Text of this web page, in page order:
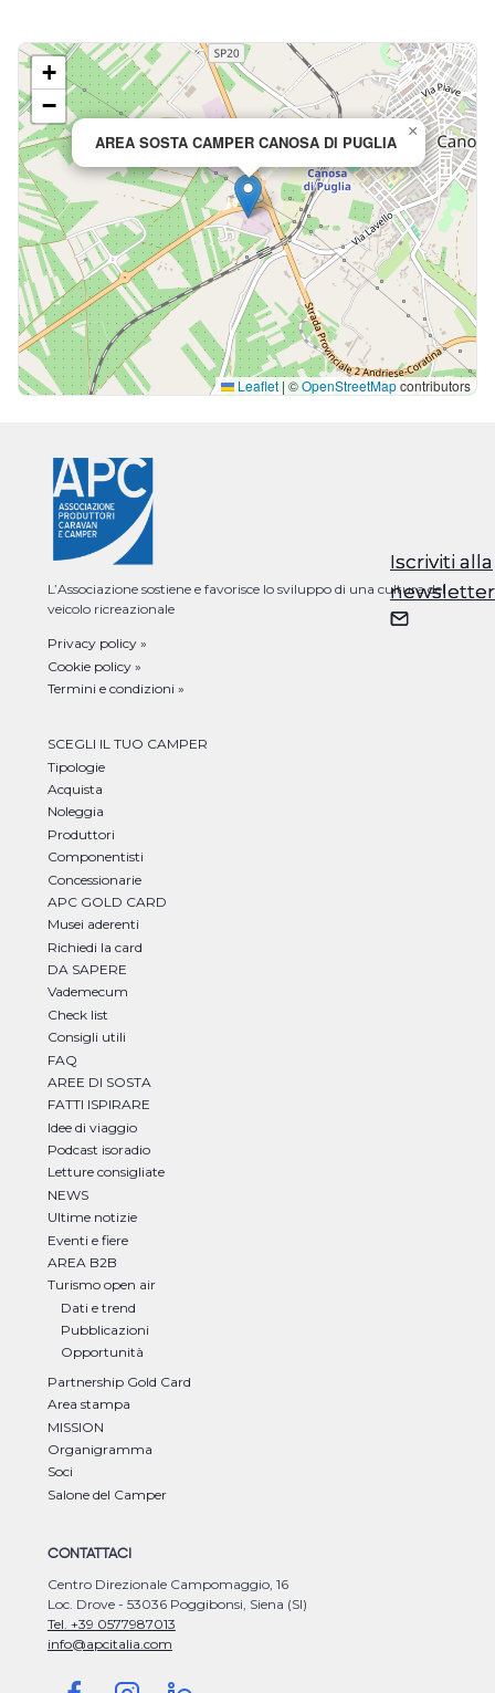
Iscriviti alla
newsletter
AREA SOSTA CAMPER CANOSA DI PUGLIA
×
+
−
Leaflet | ©OpenStreetMapcontributors
L’Associazione sostiene e favorisce lo sviluppo di una cultura del
veicolo ricreazionale
Privacy policy »
Cookie policy »
Termini e condizioni »
SCEGLI IL TUO CAMPER
Tipologie
Acquista
Noleggia
Produttori
Componentisti
Concessionarie
APC GOLD CARD
Musei aderenti
Richiedi la card
DA SAPERE
Vademecum
Check list
Consigli utili
FAQ
AREE DI SOSTA
FATTI ISPIRARE
Idee di viaggio
Podcast isoradio
Letture consigliate
NEWS
Ultime notizie
Eventi e fiere
AREA B2B
Turismo open air
Dati e trend
Pubblicazioni
Opportunità
Partnership Gold Card
Area stampa
MISSION
Organigramma
Soci
Salone del Camper
CONTATTACI
Centro Direzionale Campomaggio, 16
Loc. Drove - 53036 Poggibonsi, Siena (SI)
Tel. +39 0577987013
info@apcitalia.com
Iscriviti alla
newsletter